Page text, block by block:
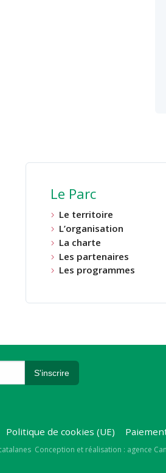
Le Parc
Le territoire
L’organisation
La charte
Les partenaires
Les programmes
Politique de cookies (UE)
Conception et réalisation : agence